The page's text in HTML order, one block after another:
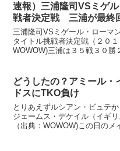
速報）三浦隆司VSミゲ
戦者決定戦 三浦が最終
三浦隆司VSミゲール・ローマ
タイトル挑戦者決定戦（２０
WOWOW)三浦は３５戦３０勝
どうしたの？アミール・
ドスにTKO負け
とりあえずルシアン・ビュテ
ジェームス・デケイル（イギ
（出典：WOWOW)この日の